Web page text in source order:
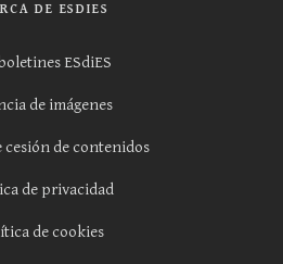
DE ESDIES
ESdiES
de imágenes
cesión de contenidos
de privacidad
de cookies